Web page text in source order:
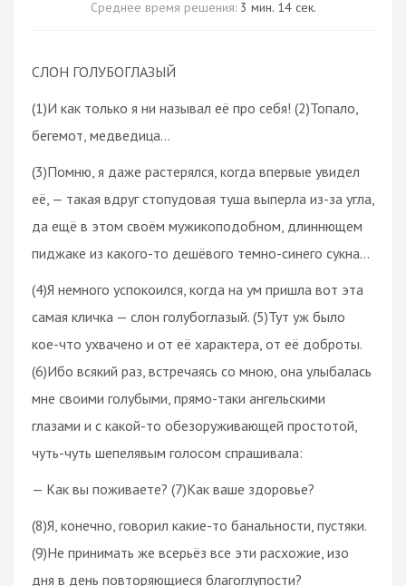
Среднее время решения: 3 мин. 14 сек.
СЛОН ГОЛУБОГЛАЗЫЙ
(1)И как только я ни называл её про себя! (2)Топало,
бегемот, медведица…
(3)Помню, я даже растерялся, когда впервые увидел
её, — такая вдруг стопудовая туша выперла из-за угла,
да ещё в этом своём мужикоподобном, длиннющем
пиджаке из какого-то дешёвого темно-синего сукна…
(4)Я немного успокоился, когда на ум пришла вот эта
самая кличка — слон голубоглазый. (5)Тут уж было
кое-что ухвачено и от её характера, от её доброты.
(6)Ибо всякий раз, встречаясь со мною, она улыбалась
мне своими голубыми, прямо-таки ангельскими
глазами и с какой-то обезоруживающей простотой,
чуть-чуть шепелявым голосом спрашивала:
— Как вы поживаете? (7)Как ваше здоровье?
(8)Я, конечно, говорил какие-то банальности, пустяки.
(9)Не принимать же всерьёз все эти расхожие, изо
дня в день повторяющиеся благоглупости?